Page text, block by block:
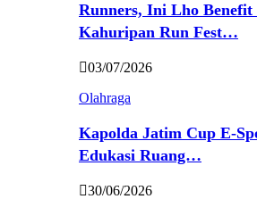
Runners, Ini Lho
Kahuripan Run Fest…
03/07/2026
Olahraga
Kapolda Jatim Cup E-
Edukasi Ruang…
30/06/2026